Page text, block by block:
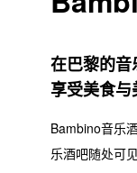
在巴黎的音
享受美食与
Bambino音乐
乐酒吧随处可